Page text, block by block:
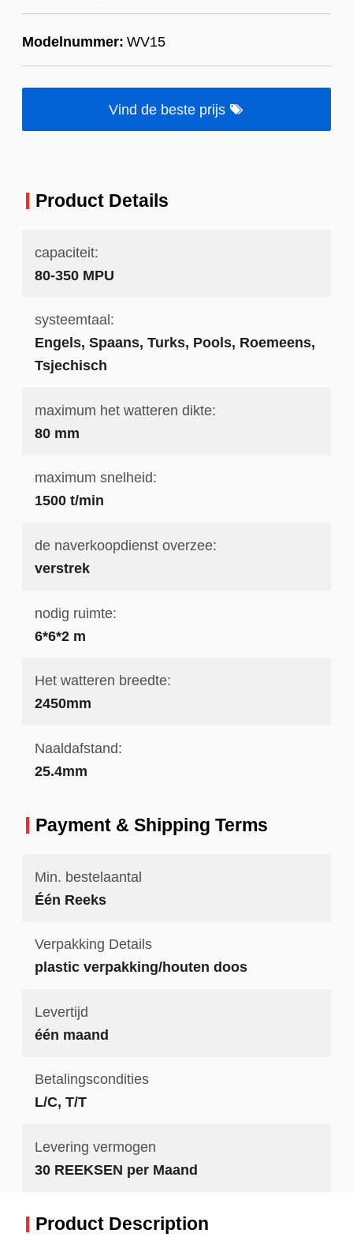
Modelnummer: WV15
Vind de beste prijs
Product Details
capaciteit:
80-350 MPU
systeemtaal:
Engels, Spaans, Turks, Pools, Roemeens,
Tsjechisch
maximum het watteren dikte:
80 mm
maximum snelheid:
1500 t/min
de naverkoopdienst overzee:
verstrek
nodig ruimte:
6*6*2 m
Het watteren breedte:
2450mm
Naaldafstand:
25.4mm
Payment & Shipping Terms
Min. bestelaantal
Één Reeks
Verpakking Details
plastic verpakking/houten doos
Levertijd
één maand
Betalingscondities
L/C, T/T
Levering vermogen
30 REEKSEN per Maand
Product Description